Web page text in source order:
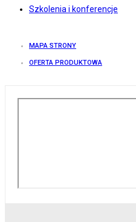
Szkolenia i konferencje
MAPA STRONY
OFERTA PRODUKTOWA